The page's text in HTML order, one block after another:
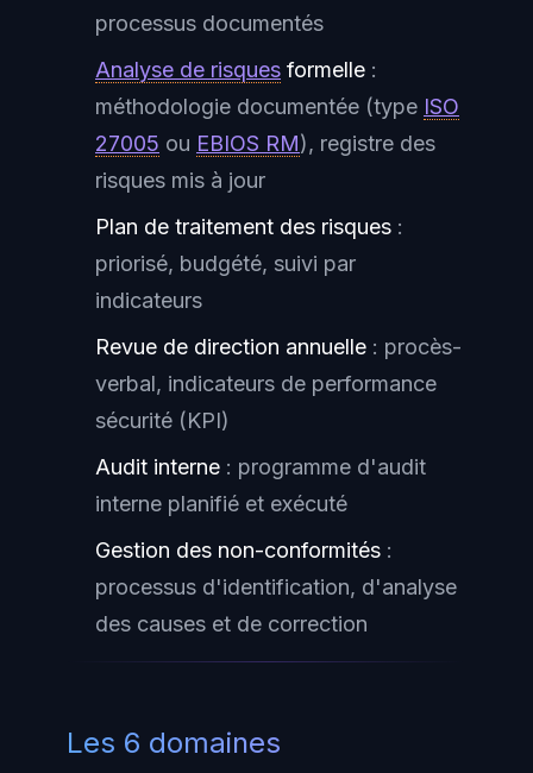
processus documentés
Analyse de risques formelle :
méthodologie documentée (type ISO
27005 ou EBIOS RM), registre des
risques mis à jour
Plan de traitement des risques :
priorisé, budgété, suivi par
indicateurs
Revue de direction annuelle : procès-
verbal, indicateurs de performance
sécurité (KPI)
Audit interne : programme d'audit
interne planifié et exécuté
Gestion des non-conformités :
processus d'identification, d'analyse
des causes et de correction
Les 6 domaines